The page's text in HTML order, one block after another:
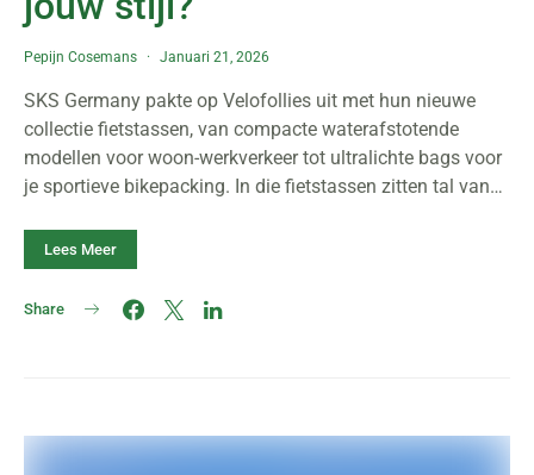
Pepijn Cosemans Januari 21, 2026
SKS Germany pakte op Velofollies uit met hun nieuwe
collectie fietstassen, van compacte waterafstotende
modellen voor woon-werkverkeer tot ultralichte bags voor
je sportieve bikepacking. In die fietstassen zitten tal van…
Lees Meer
Share